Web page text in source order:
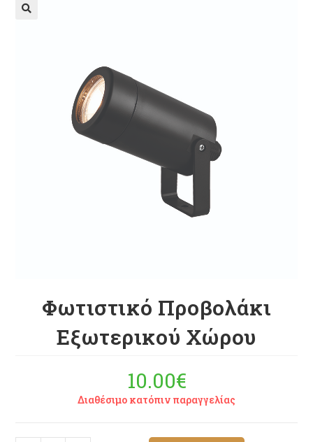
Φωτιστικό Προβολάκι
Εξωτερικού Χώρου
10.00€
Διαθέσιμο κατόπιν παραγγελίας